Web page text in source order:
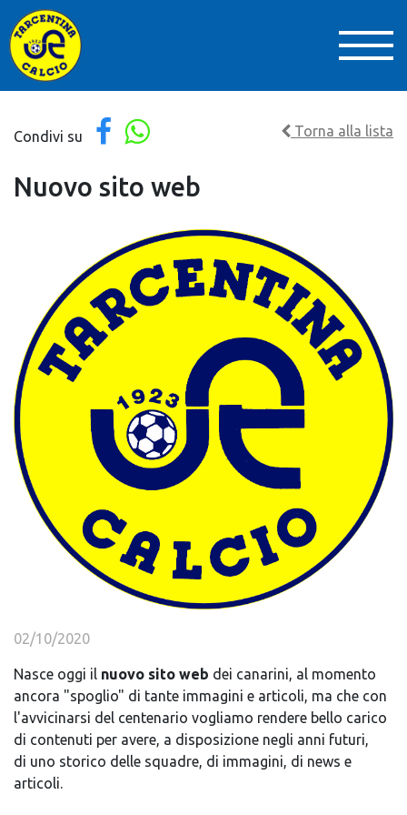
Condivi su Torna alla lista
Nuovo sito web
02/10/2020
Nasce oggi il nuovo sito web dei canarini, al momento
ancora "spoglio" di tante immagini e articoli, ma che con
l'avvicinarsi del centenario vogliamo rendere bello carico
di contenuti per avere, a disposizione negli anni futuri,
di uno storico delle squadre, di immagini, di news e
articoli.